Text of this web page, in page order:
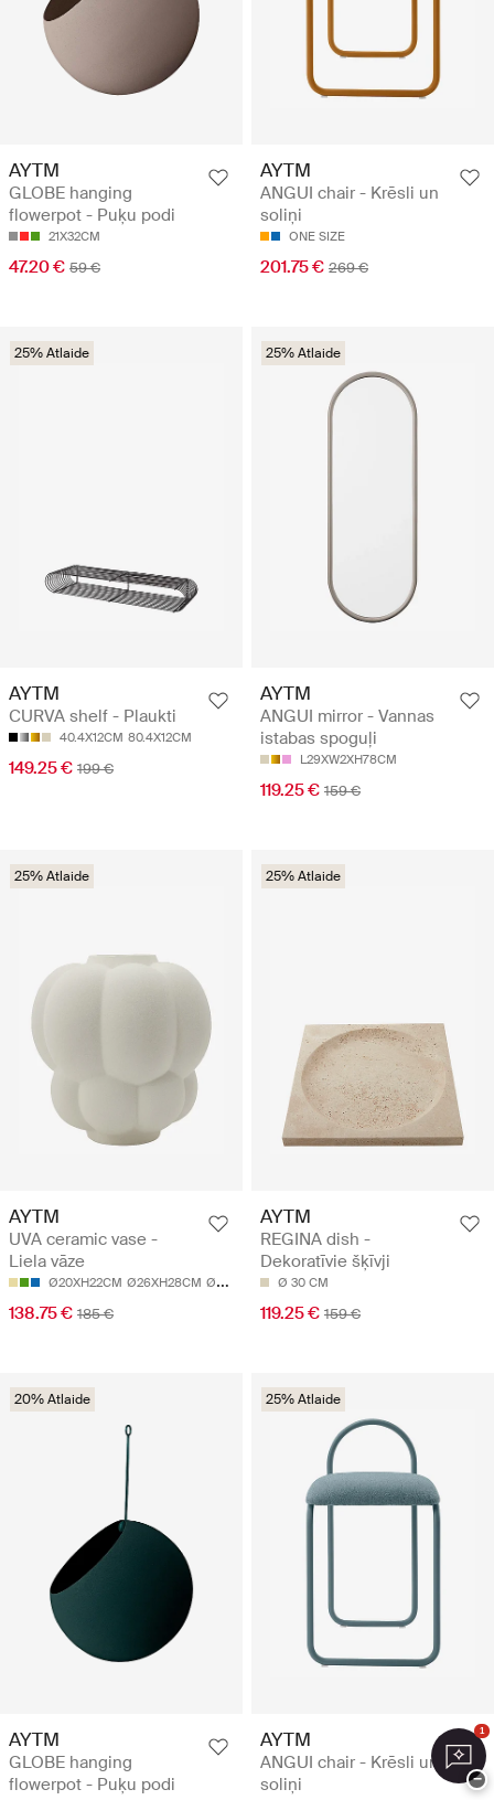
AYTM
GLOBE hanging
flowerpot - Puķu podi
21X32CM
47.20 € 59 €
AYTM
ANGUI chair - Krēsli un
soliņi
ONE SIZE
201.75 € 269 €
25% Atlaide
AYTM
CURVA shelf - Plaukti
40.4X12CM 80.4X12CM
149.25 € 199 €
25% Atlaide
AYTM
ANGUI mirror - Vannas
istabas spoguļi
L29XW2XH78CM
119.25 € 159 €
25% Atlaide
AYTM
UVA ceramic vase -
Liela vāze
Ø20XH22CM Ø26XH28CM Ø32XH35CM
138.75 € 185 €
25% Atlaide
AYTM
REGINA dish -
Dekoratīvie šķīvji
Ø 30 CM
119.25 € 159 €
20% Atlaide
AYTM
GLOBE hanging
flowerpot - Puķu podi
25% Atlaide
AYTM
ANGUI chair - Krēsli un
soliņi
1
−